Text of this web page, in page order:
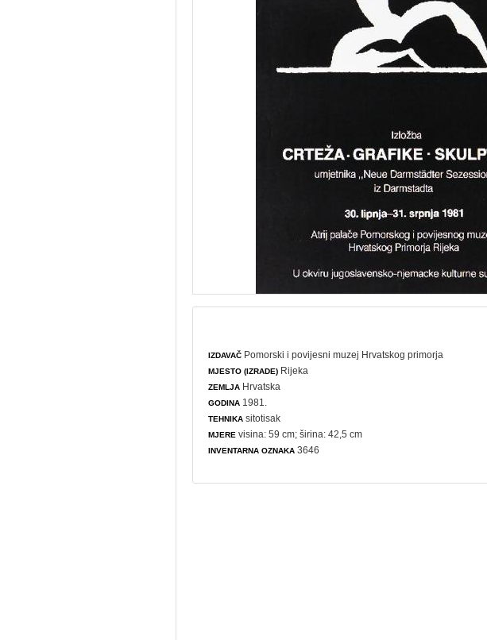
IZDAVAČ Pomorski i povijesni muzej Hrvatskog primorja
MJESTO (IZRADE) Rijeka
ZEMLJA Hrvatska
GODINA 1981.
TEHNIKA sitotisak
MJERE visina: 59 cm; širina: 42,5 cm
INVENTARNA OZNAKA 3646